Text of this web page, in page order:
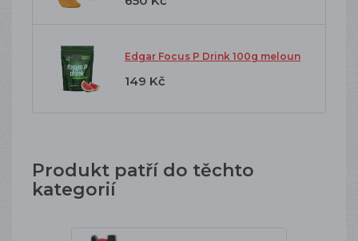
Edgar Focus P Drink 100g meloun
149 Kč
Produkt patří do těchto
kategorií